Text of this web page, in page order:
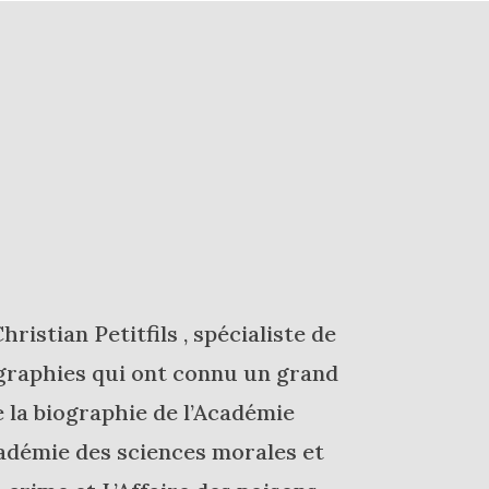
Petitfils , spécialiste de
qui ont connu un grand
biographie de l’Académie
des sciences morales et